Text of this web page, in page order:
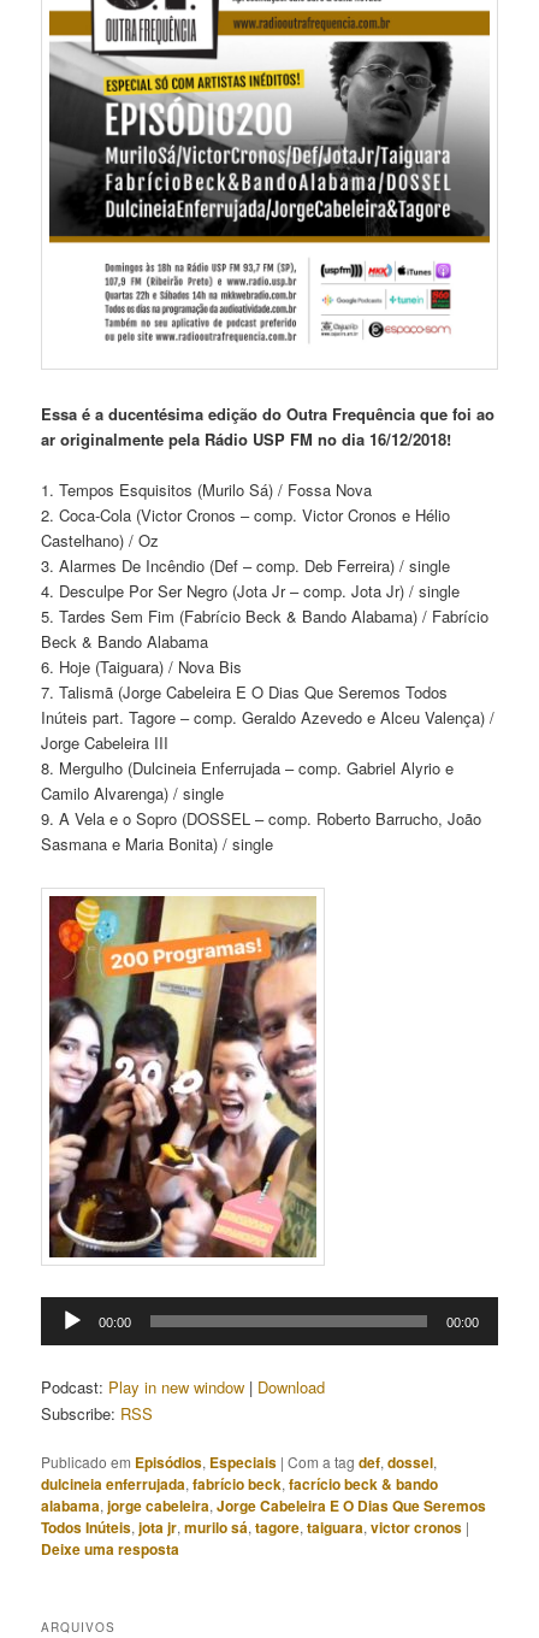
Essa é a ducentésima edição do Outra Frequência que foi ao
ar originalmente pela Rádio USP FM no dia 16/12/2018!
1. Tempos Esquisitos (Murilo Sá) / Fossa Nova
2. Coca-Cola (Victor Cronos – comp. Victor Cronos e Hélio
Castelhano) / Oz
3. Alarmes De Incêndio (Def – comp. Deb Ferreira) / single
4. Desculpe Por Ser Negro (Jota Jr – comp. Jota Jr) / single
5. Tardes Sem Fim (Fabrício Beck & Bando Alabama) / Fabrício
Beck & Bando Alabama
6. Hoje (Taiguara) / Nova Bis
7. Talismã (Jorge Cabeleira E O Dias Que Seremos Todos
Inúteis part. Tagore – comp. Geraldo Azevedo e Alceu Valença) /
Jorge Cabeleira III
8. Mergulho (Dulcineia Enferrujada – comp. Gabriel Alyrio e
Camilo Alvarenga) / single
9. A Vela e o Sopro (DOSSEL – comp. Roberto Barrucho, João
Sasmana e Maria Bonita) / single
Tocador
00:00 00:00
Podcast: Play in new window | Download
Subscribe: RSS
Publicado em Episódios, Especiais |Com a tagdef,dossel,
dulcineia enferrujada,fabrício beck,facrício beck & bando
alabama,jorge cabeleira,Jorge Cabeleira E O Dias Que Seremos
Todos Inúteis,jota jr,murilo sá,tagore,taiguara,victor cronos |
Deixe uma resposta
ARQUIVOS